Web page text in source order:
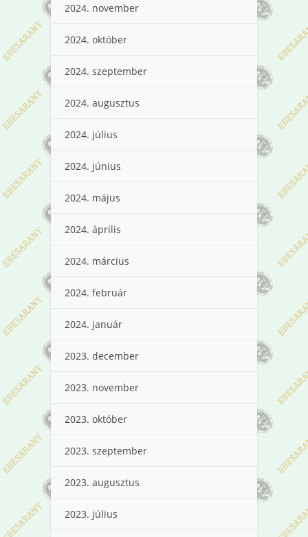
2024. november
2024. október
2024. szeptember
2024. augusztus
2024. július
2024. június
2024. május
2024. április
2024. március
2024. február
2024. január
2023. december
2023. november
2023. október
2023. szeptember
2023. augusztus
2023. július